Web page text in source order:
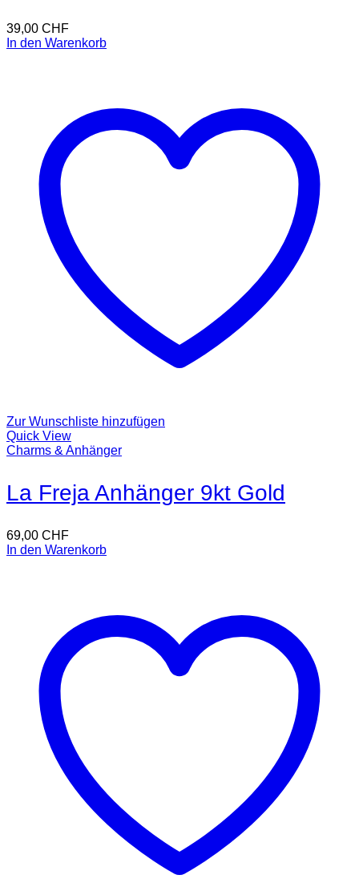
39,00 CHF
In den Warenkorb
Zur Wunschliste hinzufügen
Quick View
Charms & Anhänger
La Freja Anhänger 9kt Gold
69,00 CHF
In den Warenkorb